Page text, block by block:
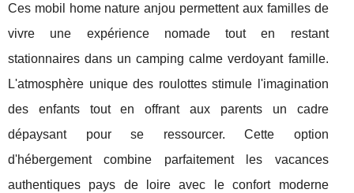
Ces mobil home nature anjou permettent aux familles de
vivre une expérience nomade tout en restant
stationnaires dans un camping calme verdoyant famille.
L'atmosphère unique des roulottes stimule l'imagination
des enfants tout en offrant aux parents un cadre
dépaysant pour se ressourcer. Cette option
d'hébergement combine parfaitement les vacances
authentiques pays de loire avec le confort moderne